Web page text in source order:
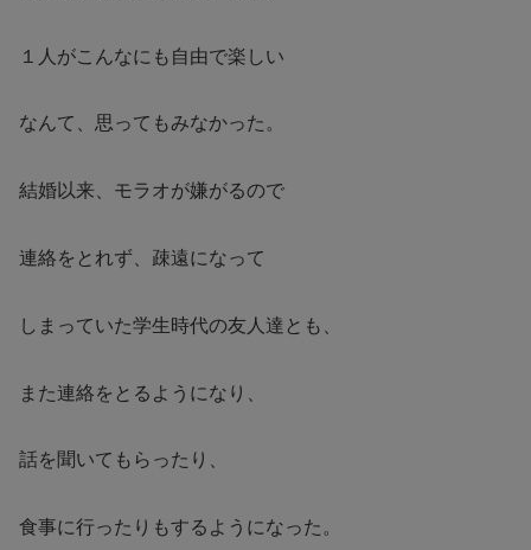
１人がこんなにも自由で楽しい
なんて、思ってもみなかった。
結婚以来、モラオが嫌がるので
連絡をとれず、疎遠になって
しまっていた学生時代の友人達とも、
また連絡をとるようになり、
話を聞いてもらったり、
食事に行ったりもするようになった。